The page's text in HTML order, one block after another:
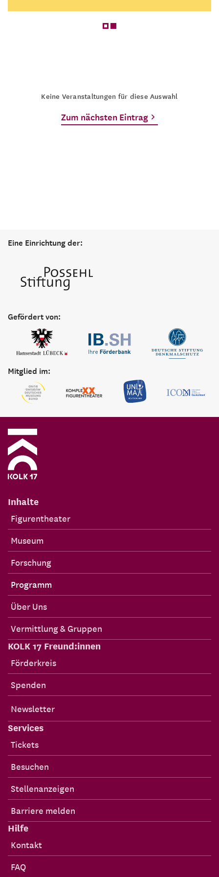
Keine Veranstaltungen für diese Auswahl
Zum nächsten Eintrag
Eine Einrichtung der:
Gefördert von:
Mitglied im:
Inhalte
Figurentheater
Museum
Forschung
Programm
Über Uns
Vermittlung & Gruppen
KOLK 17 Freund:innen
Förderkreis
Spenden
Newsletter
Services
Tickets
Besuchen
Stellenanzeigen
Barriere melden
Hilfe
Kontakt
FAQ